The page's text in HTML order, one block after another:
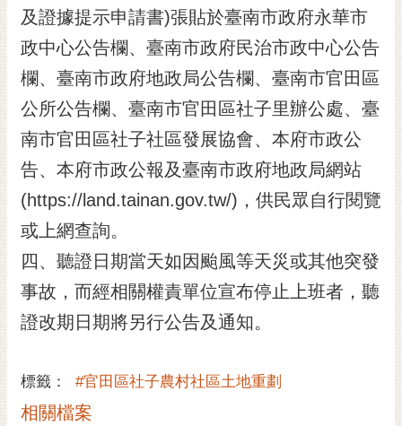
及證據提示申請書)張貼於臺南市政府永華市
政中心公告欄、臺南市政府民治市政中心公告
欄、臺南市政府地政局公告欄、臺南市官田區
公所公告欄、臺南市官田區社子里辦公處、臺
南市官田區社子社區發展協會、本府市政公
告、本府市政公報及臺南市政府地政局網站
(https://land.tainan.gov.tw/)，供民眾自行閱覽
或上網查詢。
四、聽證日期當天如因颱風等天災或其他突發
事故，而經相關權責單位宣布停止上班者，聽
證改期日期將另行公告及通知。
標籤： #官田區社子農村社區土地重劃
相關檔案